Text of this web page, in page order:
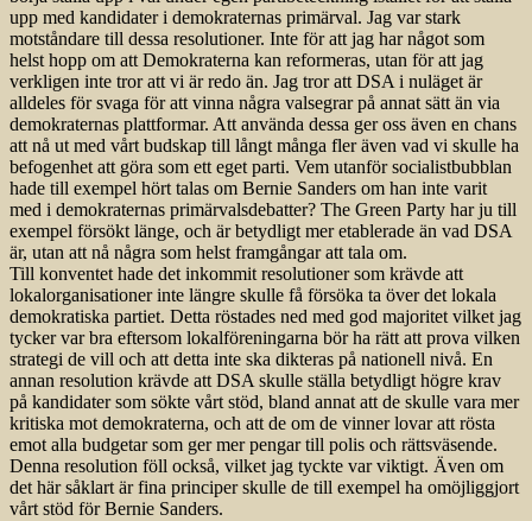
upp med kandidater i demokraternas primärval. Jag var stark
motståndare till dessa resolutioner. Inte för att jag har något som
helst hopp om att Demokraterna kan reformeras, utan för att jag
verkligen inte tror att vi är redo än. Jag tror att DSA i nuläget är
alldeles för svaga för att vinna några valsegrar på annat sätt än via
demokraternas plattformar. Att använda dessa ger oss även en chans
att nå ut med vårt budskap till långt många fler även vad vi skulle ha
befogenhet att göra som ett eget parti. Vem utanför socialistbubblan
hade till exempel hört talas om Bernie Sanders om han inte varit
med i demokraternas primärvalsdebatter? The Green Party har ju till
exempel försökt länge, och är betydligt mer etablerade än vad DSA
är, utan att nå några som helst framgångar att tala om.
Till konventet hade det inkommit reso­lutioner som krävde att
lokalorganisationer inte längre skulle få försöka ta över det lokala
demokratiska partiet. Detta röstades ned med god majoritet vilket jag
tycker var bra eftersom lokalföreningarna bör ha rätt att prova vilken
strategi de vill och att detta inte ska dikteras på nationell nivå. En
annan resolution kräv­de att DSA skulle ställa betydligt högre krav
på kandidater som sökte vårt stöd, bland annat att de skulle vara mer
kritiska mot demokraterna, och att de om de vinner lovar att rösta
emot alla budgetar som ger mer pengar till polis och rättsväsende.
Denna resolution föll också, vilket jag tyckte var viktigt. Även om
det här såklart är fina principer skulle de till exempel ha omöjliggjort
vårt stöd för Bernie Sanders.